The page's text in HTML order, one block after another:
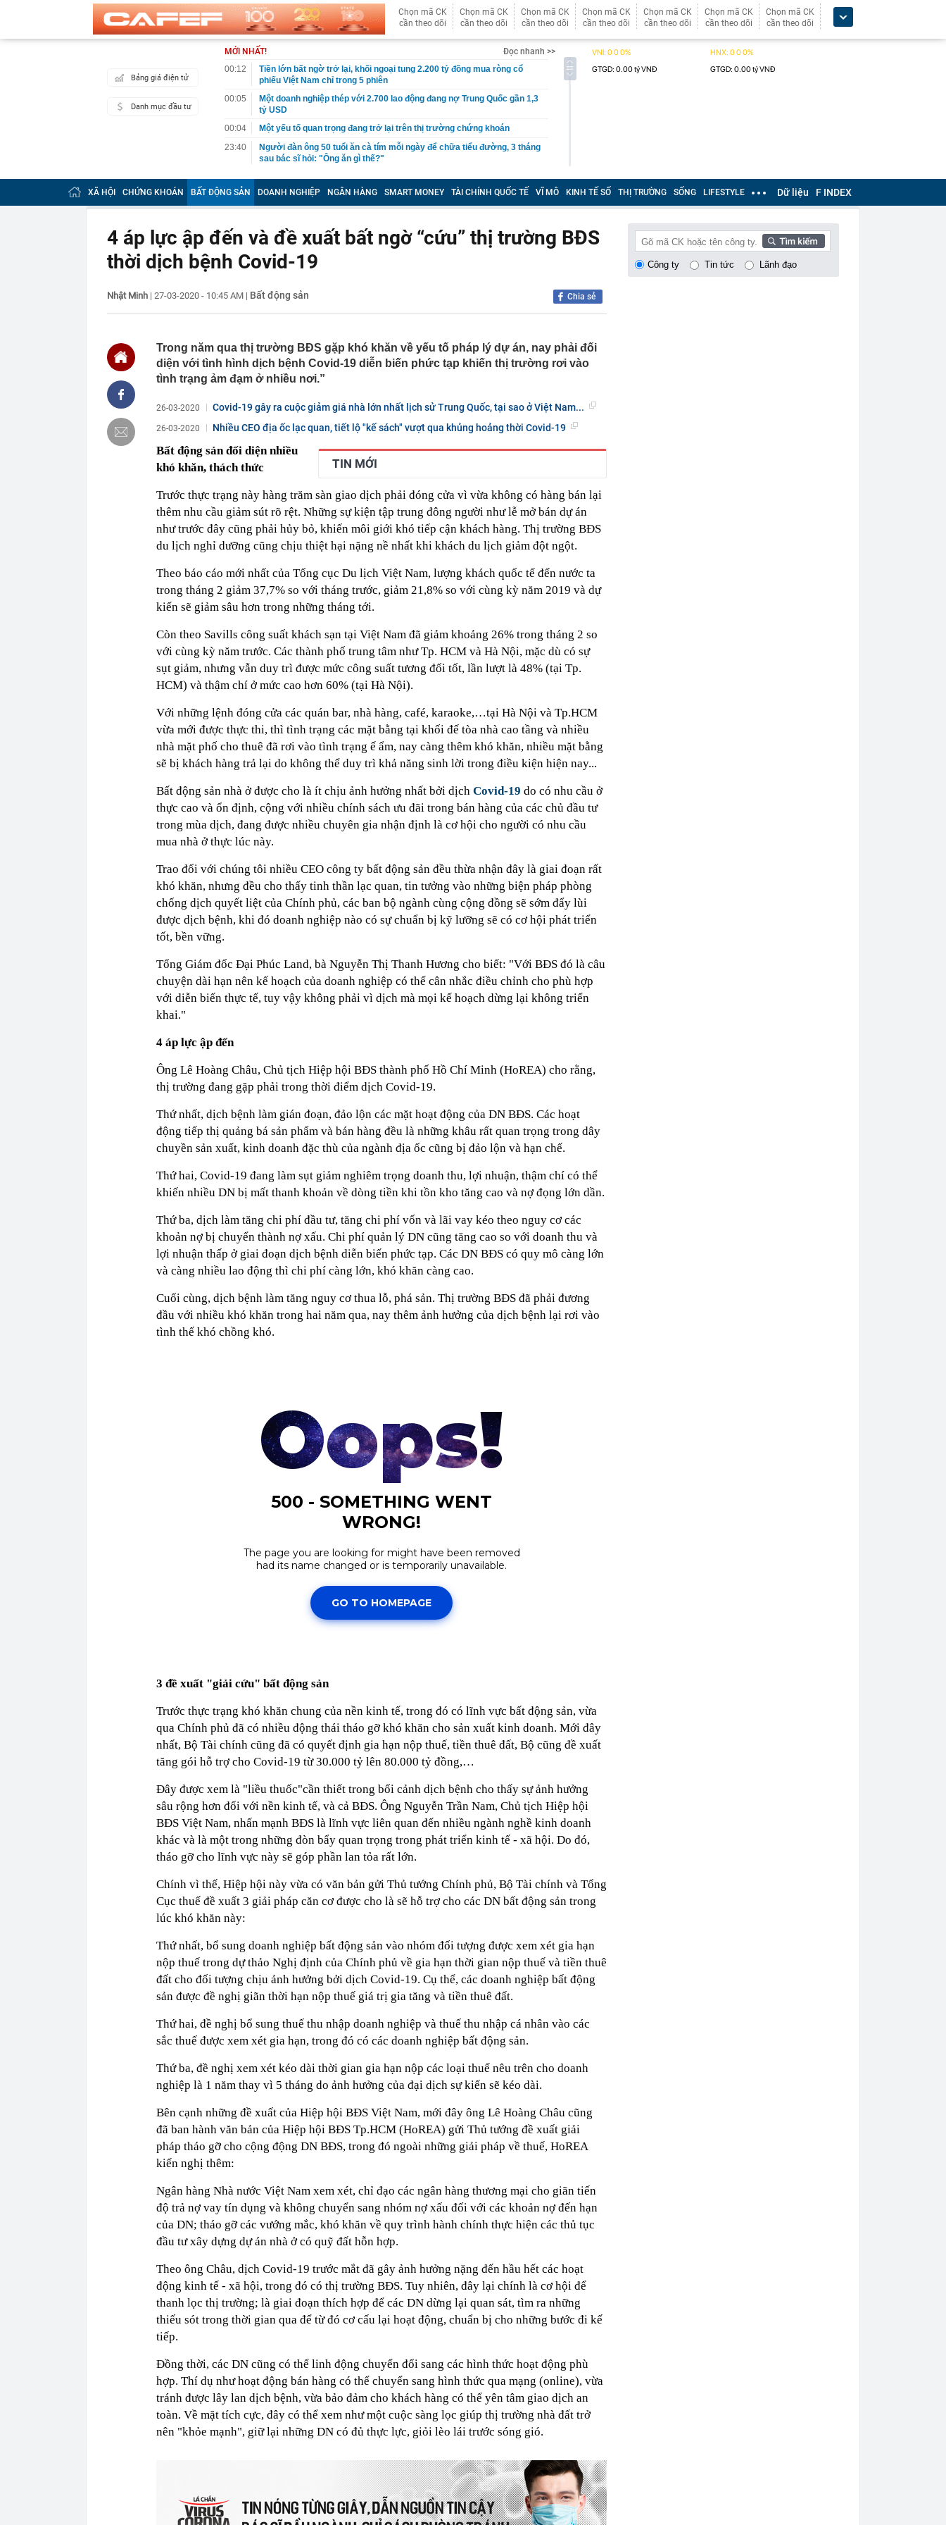
Chọn mã CK
cần theo dõi
Chọn mã CK
cần theo dõi
Chọn mã CK
cần theo dõi
Chọn mã CK
cần theo dõi
Chọn mã CK
cần theo dõi
Chọn mã CK
cần theo dõi
Chọn mã CK
cần theo dõi
Bảng giá điện tử
Danh mục đầu tư
MỚI NHẤT!
Đọc nhanh >>
00:12
Tiền lớn bất ngờ trở lại, khối ngoại tung 2.200 tỷ đồng mua ròng cổ
phiếu Việt Nam chỉ trong 5 phiên
00:05
Một doanh nghiệp thép với 2.700 lao động đang nợ Trung Quốc gần 1,3
tỷ USD
00:04
Một yếu tố quan trọng đang trở lại trên thị trường chứng khoán
23:40
Người đàn ông 50 tuổi ăn cà tím mỗi ngày để chữa tiểu đường, 3 tháng
sau bác sĩ hỏi: "Ông ăn gì thế?"
23:34
Nam ca sĩ rao bán biệt thự 9 phòng ngủ ở TP.HCM giá gốc 600 tỷ, giảm
còn 400 tỷ
23:28
Trấn Thành công bố phim Tết 2027, nghe tên ai cũng quả quyết “chắc
23:14
Bí mật được Apple giấu kín suốt 15 năm trên iPhone
22:56
Vì sao ngày càng nhiều gia đình không còn phơi quần áo ở ban công?
Vài mét vuông ngoài trời đang được dùng theo 1 cách rất khác
nên cẩn thận nguồn gốc trước khi sử dụng
22:28
CHÍNH THỨC: Lịch đi học trở lại của học sinh 34 tỉnh, thành phố sau kỳ
22:25
Vì sao đồ ăn Việt hầu như món nào cũng có hành lá?
22:07
Không cần tặng quà, 5 câu nói này đủ sức khiến mối quan hệ phụ
huynh - giáo viên gắn bó khăng khít, con trẻ được hưởng lợi!
của Nga
22:02
Nam NSND, Giám đốc Nhà hát Chèo Quân đội mua ô tô tặng sinh nhật
vợ thiếu tá kém 12 tuổi
21:51
Một ô tô biển 29A "dính" gần 100 lần phạt nguội do chạy quá tốc độ quy
định: Riêng tháng 7/2026 vi phạm 21 lần
21:35
Du khách Tây: Không khí tập thể dục sáng ở Việt Nam 'có tính gây
nghiện rất cao'
21:20
Miền Bắc sắp đón đợt nắng nóng mới, chấm dứt mưa dông
21:16
4 món ăn ngon mà nấu dễ từ "vua của các loại rau", giàu axit folic gấp
21:14
Cậu bé hồi nhỏ đen nhẻm chụp ảnh cùng Quế Ngọc Hải: Giờ thành
“ngôi sao”, cứ hô tên là cả nước mong có bàn thắng
XÃ HỘI CHỨNG KHOÁN BẤT ĐỘNG SẢN DOANH NGHIỆP NGÂN HÀNG SMART MONEY TÀI CHÍNH QUỐC TẾ VĨ MÔ KINH TẾ SỐ THỊ TRƯỜNG SỐNG LIFESTYLE Dữ liệu F INDEX
4 áp lực ập đến và đề xuất bất ngờ “cứu” thị trường BĐS
thời dịch bệnh Covid-19
Nhật Minh | 27-03-2020 - 10:45 AM | Bất động sản Chia sẻ
Trong năm qua thị trường BĐS gặp khó khăn về yếu tố pháp lý dự án, nay phải đối
diện với tình hình dịch bệnh Covid-19 diễn biến phức tạp khiến thị trường rơi vào
tình trạng ảm đạm ở nhiều nơi.”
26-03-2020 Covid-19 gây ra cuộc giảm giá nhà lớn nhất lịch sử Trung Quốc, tại sao ở Việt Nam...
26-03-2020 Nhiều CEO địa ốc lạc quan, tiết lộ "kế sách" vượt qua khủng hoảng thời Covid-19
TIN MỚI
Bất động sản đối diện nhiều
khó khăn, thách thức
Trước thực trạng này hàng trăm sàn giao dịch phải đóng cửa vì vừa không có hàng bán lại
thêm nhu cầu giảm sút rõ rệt. Những sự kiện tập trung đông người như lễ mở bán dự án
như trước đây cũng phải hủy bỏ, khiến môi giới khó tiếp cận khách hàng. Thị trường BĐS
du lịch nghỉ dưỡng cũng chịu thiệt hại nặng nề nhất khi khách du lịch giảm đột ngột.
Theo báo cáo mới nhất của Tổng cục Du lịch Việt Nam, lượng khách quốc tế đến nước ta
trong tháng 2 giảm 37,7% so với tháng trước, giảm 21,8% so với cùng kỳ năm 2019 và dự
kiến sẽ giảm sâu hơn trong những tháng tới.
Còn theo Savills công suất khách sạn tại Việt Nam đã giảm khoảng 26% trong tháng 2 so
với cùng kỳ năm trước. Các thành phố trung tâm như Tp. HCM và Hà Nội, mặc dù có sự
sụt giảm, nhưng vẫn duy trì được mức công suất tương đối tốt, lần lượt là 48% (tại Tp.
HCM) và thậm chí ở mức cao hơn 60% (tại Hà Nội).
Với những lệnh đóng cửa các quán bar, nhà hàng, café, karaoke,…tại Hà Nội và Tp.HCM
vừa mới được thực thi, thì tình trạng các mặt bằng tại khối đế tòa nhà cao tầng và nhiều
nhà mặt phố cho thuê đã rơi vào tình trạng ế ẩm, nay càng thêm khó khăn, nhiều mặt bằng
sẽ bị khách hàng trả lại do không thể duy trì khả năng sinh lời trong điều kiện hiện nay...
Bất động sản nhà ở được cho là ít chịu ảnh hưởng nhất bởi dịch Covid-19 do có nhu cầu ở
thực cao và ổn định, cộng với nhiều chính sách ưu đãi trong bán hàng của các chủ đầu tư
trong mùa dịch, đang được nhiều chuyên gia nhận định là cơ hội cho người có nhu cầu
mua nhà ở thực lúc này.
Trao đổi với chúng tôi nhiều CEO công ty bất động sản đều thừa nhận đây là giai đoạn rất
khó khăn, nhưng đều cho thấy tinh thần lạc quan, tin tưởng vào những biện pháp phòng
chống dịch quyết liệt của Chính phủ, các ban bộ ngành cùng cộng đồng sẽ sớm đẩy lùi
được dịch bệnh, khi đó doanh nghiệp nào có sự chuẩn bị kỹ lưỡng sẽ có cơ hội phát triển
tốt, bền vững.
Tổng Giám đốc Đại Phúc Land, bà Nguyễn Thị Thanh Hương cho biết: "Với BĐS đó là câu
chuyện dài hạn nên kế hoạch của doanh nghiệp có thể cân nhắc điều chỉnh cho phù hợp
với diễn biến thực tế, tuy vậy không phải vì dịch mà mọi kế hoạch dừng lại không triển
khai."
4 áp lực ập đến
Ông Lê Hoàng Châu, Chủ tịch Hiệp hội BÐS thành phố Hồ Chí Minh (HoREA) cho rằng,
thị trường đang gặp phải trong thời điểm dịch Covid-19.
Thứ nhất, dịch bệnh làm gián đoạn, đảo lộn các mặt hoạt động của DN BÐS. Các hoạt
động tiếp thị quảng bá sản phẩm và bán hàng đều là những khâu rất quan trọng trong dây
chuyền sản xuất, kinh doanh đặc thù của ngành địa ốc cũng bị đảo lộn và hạn chế.
Thứ hai, Covid-19 đang làm sụt giảm nghiêm trọng doanh thu, lợi nhuận, thậm chí có thể
khiến nhiều DN bị mất thanh khoản về dòng tiền khi tồn kho tăng cao và nợ đọng lớn dần.
Thứ ba, dịch làm tăng chi phí đầu tư, tăng chi phí vốn và lãi vay kéo theo nguy cơ các
khoản nợ bị chuyển thành nợ xấu. Chi phí quản lý DN cũng tăng cao so với doanh thu và
lợi nhuận thấp ở giai đoạn dịch bệnh diễn biến phức tạp. Các DN BÐS có quy mô càng lớn
và càng nhiều lao động thì chi phí càng lớn, khó khăn càng cao.
Cuối cùng, dịch bệnh làm tăng nguy cơ thua lỗ, phá sản. Thị trường BÐS đã phải đương
đầu với nhiều khó khăn trong hai năm qua, nay thêm ảnh hưởng của dịch bệnh lại rơi vào
tình thế khó chồng khó.
3 đề xuất "giải cứu" bất động sản
Trước thực trạng khó khăn chung của nền kinh tế, trong đó có lĩnh vực bất động sản, vừa
qua Chính phủ đã có nhiều động thái tháo gỡ khó khăn cho sản xuất kinh doanh. Mới đây
nhất, Bộ Tài chính cũng đã có quyết định gia hạn nộp thuế, tiền thuê đất, Bộ cũng đề xuất
tăng gói hỗ trợ cho Covid-19 từ 30.000 tỷ lên 80.000 tỷ đồng,…
Đây được xem là "liều thuốc"cần thiết trong bối cảnh dịch bệnh cho thấy sự ảnh hưởng
sâu rộng hơn đối với nền kinh tế, và cả BĐS. Ông Nguyễn Trần Nam, Chủ tịch Hiệp hội
BĐS Việt Nam, nhấn mạnh BĐS là lĩnh vực liên quan đến nhiều ngành nghề kinh doanh
khác và là một trong những đòn bẩy quan trọng trong phát triển kinh tế - xã hội. Do đó,
tháo gỡ cho lĩnh vực này sẽ góp phần lan tỏa rất lớn.
Chính vì thế, Hiệp hội này vừa có văn bản gửi Thủ tướng Chính phủ, Bộ Tài chính và Tổng
Cục thuế đề xuất 3 giải pháp căn cơ được cho là sẽ hỗ trợ cho các DN bất động sản trong
lúc khó khăn này:
Thứ nhất, bổ sung doanh nghiệp bất động sản vào nhóm đối tượng được xem xét gia hạn
nộp thuế trong dự thảo Nghị định của Chính phủ về gia hạn thời gian nộp thuế và tiền thuê
đất cho đối tượng chịu ảnh hưởng bởi dịch Covid-19. Cụ thể, các doanh nghiệp bất động
sản được đề nghị giãn thời hạn nộp thuế giá trị gia tăng và tiền thuê đất.
Thứ hai, đề nghị bổ sung thuế thu nhập doanh nghiệp và thuế thu nhập cá nhân vào các
sắc thuế được xem xét gia hạn, trong đó có các doanh nghiệp bất động sản.
Thứ ba, đề nghị xem xét kéo dài thời gian gia hạn nộp các loại thuế nêu trên cho doanh
nghiệp là 1 năm thay vì 5 tháng do ảnh hưởng của đại dịch sự kiến sẽ kéo dài.
Bên cạnh những đề xuất của Hiệp hội BĐS Việt Nam, mới đây ông Lê Hoàng Châu cũng
đã ban hành văn bản của Hiệp hội BĐS Tp.HCM (HoREA) gửi Thủ tướng đề xuất giải
pháp tháo gỡ cho cộng động DN BĐS, trong đó ngoài những giải pháp về thuế, HoREA
kiến nghị thêm:
Ngân hàng Nhà nước Việt Nam xem xét, chỉ đạo các ngân hàng thương mại cho giãn tiến
độ trả nợ vay tín dụng và không chuyển sang nhóm nợ xấu đối với các khoản nợ đến hạn
của DN; tháo gỡ các vướng mắc, khó khăn về quy trình hành chính thực hiện các thủ tục
đầu tư xây dựng dự án nhà ở có quỹ đất hỗn hợp.
Theo ông Châu, dịch Covid-19 trước mắt đã gây ảnh hưởng nặng đến hầu hết các hoạt
động kinh tế - xã hội, trong đó có thị trường BÐS. Tuy nhiên, đây lại chính là cơ hội để
thanh lọc thị trường; là giai đoạn thích hợp để các DN dừng lại quan sát, tìm ra những
thiếu sót trong thời gian qua để từ đó cơ cấu lại hoạt động, chuẩn bị cho những bước đi kế
tiếp.
Ðồng thời, các DN cũng có thể linh động chuyển đổi sang các hình thức hoạt động phù
hợp. Thí dụ như hoạt động bán hàng có thể chuyển sang hình thức qua mạng (online), vừa
tránh được lây lan dịch bệnh, vừa bảo đảm cho khách hàng có thể yên tâm giao dịch an
toàn. Về mặt tích cực, đây có thể xem như một cuộc sàng lọc giúp thị trường nhà đất trở
nên "khỏe mạnh", giữ lại những DN có đủ thực lực, giỏi lèo lái trước sóng gió.
Công ty Tin tức Lãnh đạo